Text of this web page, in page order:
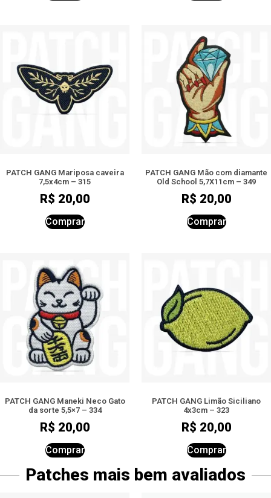
PATCH GANG Mariposa caveira
7,5x4cm – 315
R$ 20,00
Comprar
PATCH GANG Mão com diamante
Old School 5,7X11cm – 349
R$ 20,00
Comprar
PATCH GANG Maneki Neco Gato
da sorte 5,5×7 – 334
R$ 20,00
Comprar
PATCH GANG Limão Siciliano
4x3cm – 323
R$ 20,00
Comprar
Patches mais bem avaliados